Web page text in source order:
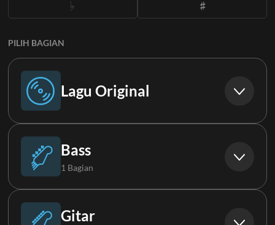
PILIH BAGIAN
Lagu Original
Lagu Original
Bass
1 Bagian
Bass
Gitar